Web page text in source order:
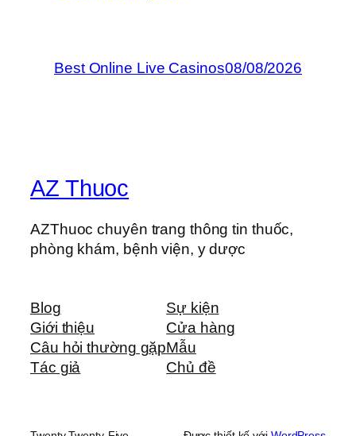
Best Online Live Casinos08/08/2026
AZ Thuoc
AZThuoc chuyên trang thông tin thuốc,
phòng khám, bệnh viện, y dược
Blog
Giới thiệu
Câu hỏi thường gặp
Tác giả
Sự kiện
Cửa hàng
Mẫu
Chủ đề